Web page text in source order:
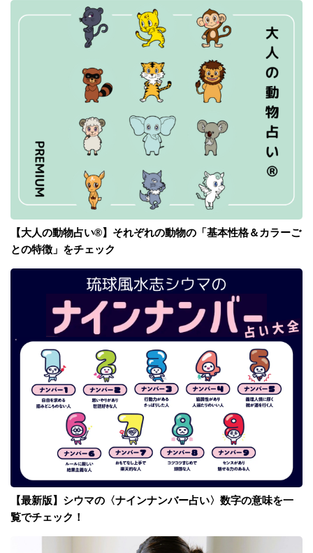
【大人の動物占い®】それぞれの動物の「基本性格＆カラーご
との特徴」をチェック
【最新版】シウマの〈ナインナンバー占い〉数字の意味を一
覧でチェック！